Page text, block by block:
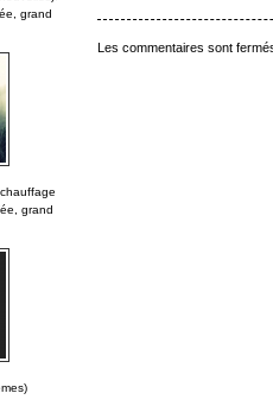
grand
grand
Les commentaires sont